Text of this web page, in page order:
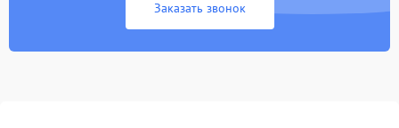
Заказать звонок